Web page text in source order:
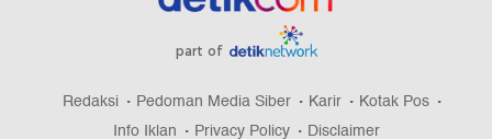
part of
Redaksi Pedoman Media Siber Karir
Kotak Pos
Info Iklan
Privacy Policy Disclaimer